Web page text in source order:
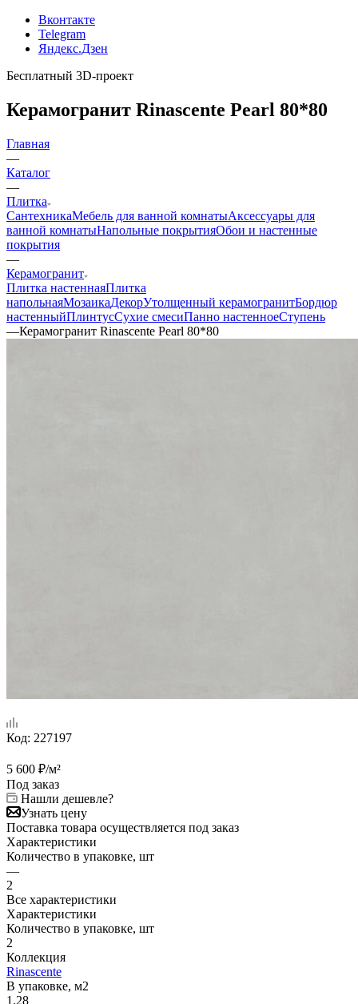
Вконтакте
Telegram
Яндекс.Дзен
Бесплатный 3D-проект
Керамогранит Rinascente Pearl 80*80
Главная
—
Каталог
—
Плитка
СантехникаМебель для ванной комнатыАксессуары для
ванной комнатыНапольные покрытияОбои и настенные
покрытия
—
Керамогранит
Плитка настеннаяПлитка
напольнаяМозаикаДекорУтолщенный керамогранитБордюр
настенныйПлинтусСухие смесиПанно настенноеСтупень
—Керамогранит Rinascente Pearl 80*80
Код: 227197
5 600 ₽/м²
Под заказ
Нашли дешевле?
Узнать цену
Поставка товара осуществляется под заказ
Характеристики
Количество в упаковке, шт
—
2
Все характеристики
Характеристики
Количество в упаковке, шт
2
Коллекция
Rinascente
В упаковке, м2
1.28